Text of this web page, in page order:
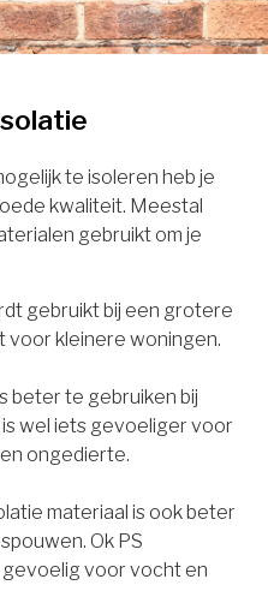
te isoleren heb je
kwaliteit. Meestal
gebruikt om je
gebruikt bij een grotere
voor kleinere woningen.
beter te gebruiken bij
wel iets gevoeliger voor
ongedierte.
materiaal is ook beter
Ok PS
gevoelig voor vocht en